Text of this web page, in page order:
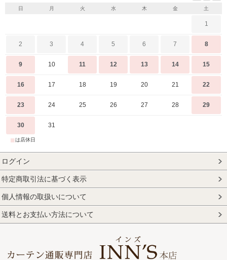
日 月 火 水 木 金 土
1
2 3 4 5 6 7 8
9 10 11 12 13 14 15
16 17 18 19 20 21 22
23 24 25 26 27 28 29
30 31
■は店休日
ログイン
特定商取引法に基づく表示
個人情報の取扱いについて
送料とお支払い方法について